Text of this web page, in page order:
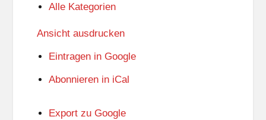
Alle Kategorien
Ansicht ausdrucken
Eintragen in Google
Abonnieren in iCal
Export zu Google